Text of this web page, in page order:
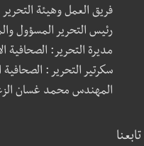
فريق العمل وهيئة التحرير
رئيس التحرير المسؤول
مديرة التحرير: الصحافية
سكرتير التحرير :
المهندس محمد غسان
تابعنا